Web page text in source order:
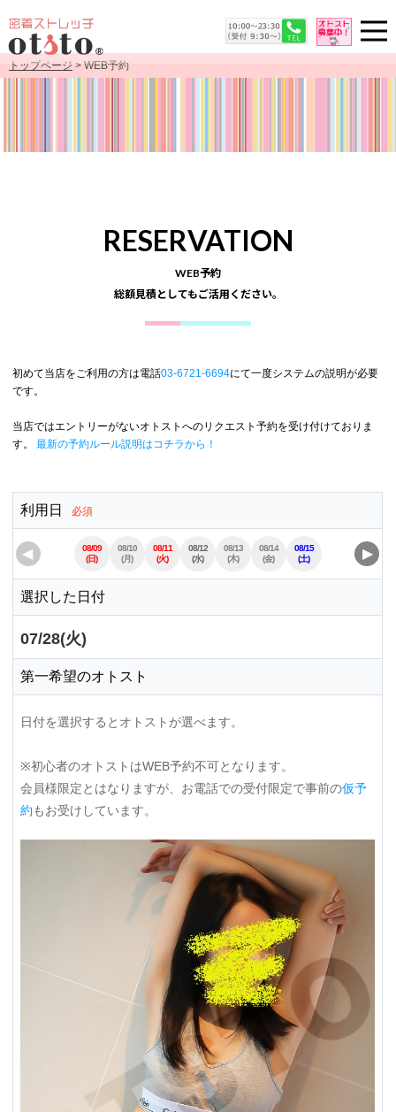
トップページ > WEB予約
RESERVATION
WEB予約
総額見積としてもご活用ください。
初めて当店をご利用の方は電話03-6721-6694にて一度システムの説明が必要
です。
当店ではエントリーがないオトストへのリクエスト予約を受け付けておりま
す。
最新の予約ルール説明はコチラから！
利用日 必須
◀
08/09
(日)
08/10
(月)
08/11
(火)
08/12
(水)
08/13
(木)
08/14
(金)
08/15
(土)
08/17
(月)
▶
選択した日付
07/28(火)
第一希望のオトスト
日付を選択するとオトストが選べます。
※初心者のオトストはWEB予約不可となります。
会員様限定とはなりますが、お電話での受付限定で事前の仮予
約もお受けしています。